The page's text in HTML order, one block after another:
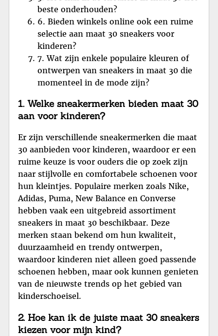
beste onderhouden?
6. Bieden winkels online ook een ruime
selectie aan maat 30 sneakers voor
kinderen?
7. Wat zijn enkele populaire kleuren of
ontwerpen van sneakers in maat 30 die
momenteel in de mode zijn?
1. Welke sneakermerken bieden maat 30
aan voor kinderen?
Er zijn verschillende sneakermerken die maat
30 aanbieden voor kinderen, waardoor er een
ruime keuze is voor ouders die op zoek zijn
naar stijlvolle en comfortabele schoenen voor
hun kleintjes. Populaire merken zoals Nike,
Adidas, Puma, New Balance en Converse
hebben vaak een uitgebreid assortiment
sneakers in maat 30 beschikbaar. Deze
merken staan bekend om hun kwaliteit,
duurzaamheid en trendy ontwerpen,
waardoor kinderen niet alleen goed passende
schoenen hebben, maar ook kunnen genieten
van de nieuwste trends op het gebied van
kinderschoeisel.
2. Hoe kan ik de juiste maat 30 sneakers
kiezen voor mijn kind?